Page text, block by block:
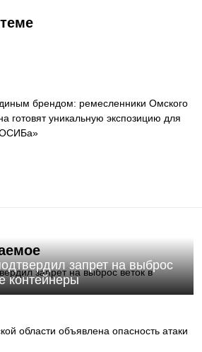
брендом: ремесленники Омского
готовят уникальную экспозицию для
запрет на выброс
контейнеры
области объявлена опасность атаки